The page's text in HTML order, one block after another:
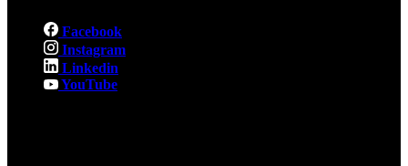
Facebook
Instagram
Linkedin
YouTube